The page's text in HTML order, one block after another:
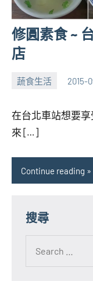
修圓素食 ~
店
蔬食生活 2015-
張
芋
No
在台北車站想要
來 […]
Continue reading
搜尋
for: